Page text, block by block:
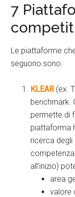
7
Le piattaforme
seguono sono:
KLEAR(ex.
benchmark.
permette di
piattaforma
ricerca degli
all’inizio)
area
valore